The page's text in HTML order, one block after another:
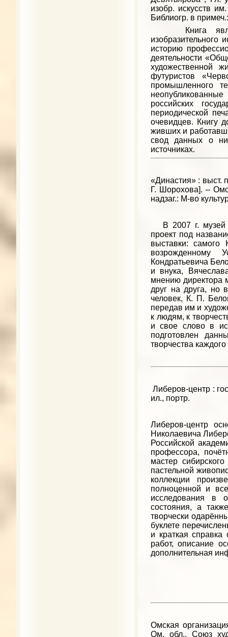
изобр. искусств
Библиогр. в
Книга
изобразительного
историю
деятельности
художественной
футуристов
промышленного
российских
периодической
очевидцев. Книгу
живших и
свод данных о
источниках.
«Династия» : выст.
Г. Шорохова]. –
надзаг.: М-во
В 2007 г. музей
проект под
выставки:
возрожденному
Кондратьевича
и внука,
мнению директора
друг на друга, но
человек, К. П.
передав им и
к людям, к
и свое слово в
подготовлен
творчества
Либеров-центр :
ил., портр.
Либеров-центр
Николаевича
Российской
профессора,
мастер
пастельной
коллекции
полноценной и
исследования в
состояния, а
творчески
буклете
и краткая
работ, описание
дополнительная
Омская
Ом. обл., Союз